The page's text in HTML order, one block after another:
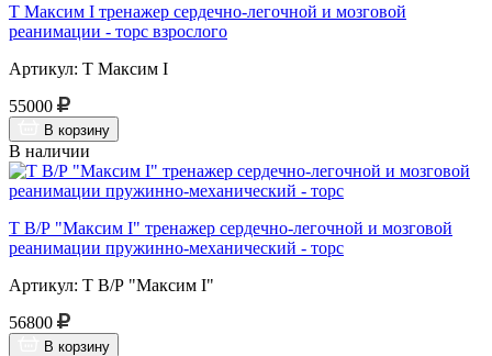
Т Максим I тренажер сердечно-легочной и мозговой
реанимации - торс взрослого
Артикул: Т Максим I
55000
В корзину
В наличии
Т В/Р "Максим I" тренажер сердечно-легочной и мозговой
реанимации пружинно-механический - торс
Артикул: Т В/Р "Максим I"
56800
В корзину